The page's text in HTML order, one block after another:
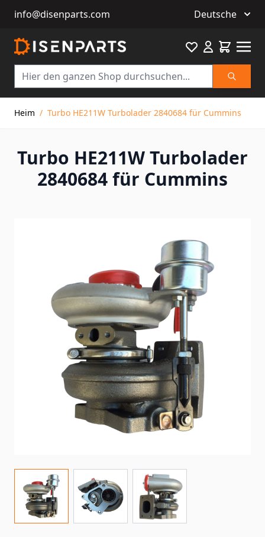
info@disenparts.com Deutsche
Suche
Favourite
Heim / Turbo HE211W Turbolader 2840684 für Cummins
Turbo HE211W Turbolader
2840684 für Cummins